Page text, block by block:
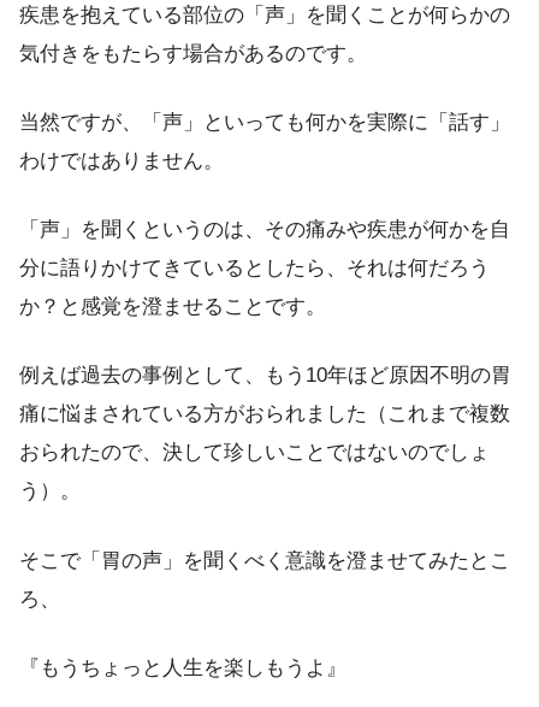
疾患を抱えている部位の「声」を聞くことが何らかの
気付きをもたらす場合があるのです。
当然ですが、「声」といっても何かを実際に「話す」
わけではありません。
「声」を聞くというのは、その痛みや疾患が何かを自
分に語りかけてきているとしたら、それは何だろう
か？と感覚を澄ませることです。
例えば過去の事例として、もう10年ほど原因不明の胃
痛に悩まされている方がおられました（これまで複数
おられたので、決して珍しいことではないのでしょ
う）。
そこで「胃の声」を聞くべく意識を澄ませてみたとこ
ろ、
『もうちょっと人生を楽しもうよ』